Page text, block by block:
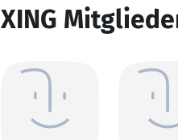
XING